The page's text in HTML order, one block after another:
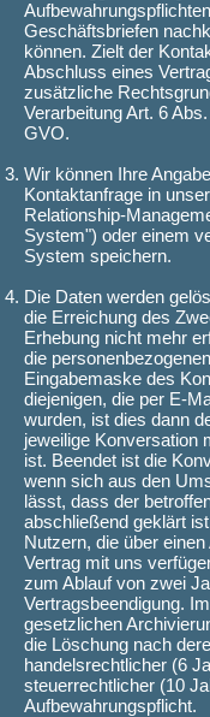
Geschäftsbriefen
können. Zielt der
Abschluss eines
zusätzliche
Verarbeitung Art. 6
GVO.
Wir können Ihre
Kontaktanfrage in
Relationship-
System") oder einem
System speichern.
Die Daten werden
die Erreichung des
Erhebung nicht mehr
die
Eingabemaske des
diejenigen, die per E-
wurden, ist dies dann
jeweilige Konversation
ist. Beendet ist die
wenn sich aus den
lässt, dass der
abschließend geklärt
Nutzern, die über
Vertrag mit uns
zum Ablauf von zwei
Vertragsbeendigung.
gesetzlichen
die Löschung nach
handelsrechtlicher (6
steuerrechtlicher (10
Aufbewahrungspflicht.